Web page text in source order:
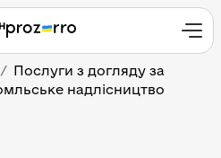
Послуги з догляду за
надлісництво
за